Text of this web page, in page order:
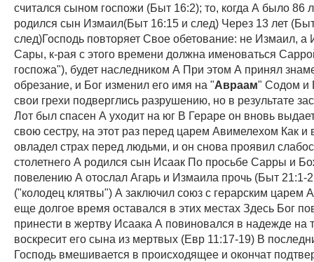
считался сыном госпожи (Быт 16:2); то, когда А было 86
родился сын Измаил(Быт 16:15 и след) Через 13 лет
след)Господь повторяет Свое обетование: не Измаил, а
Сары, к-рая с этого времени должна именоваться
госпожа"), будет наследником А При этом А принял
обрезание, и Бог изменил его имя на "Авраам" Содом и
свои грехи подверглись разрушению, но в результате
Лот был спасен А уходит на юг В Гераре он вновь
свою сестру, на этот раз перед царем Авимелехом Как и
овладел страх перед людьми, и он снова проявил
столетнего А родился сын Исаак По просьбе Сарры и
повелению А отослал Агарь и Измаила прочь (Быт 21:1-
("колодец клятвы") А заключил союз с герарским царем
еще долгое время оставался в этих местах Здесь Бог
принести в жертву Исаака А повиновался в надежде на
воскресит его сына из мертвых (Евр 11:17-19) В
Господь вмешивается в происходящее и окончат